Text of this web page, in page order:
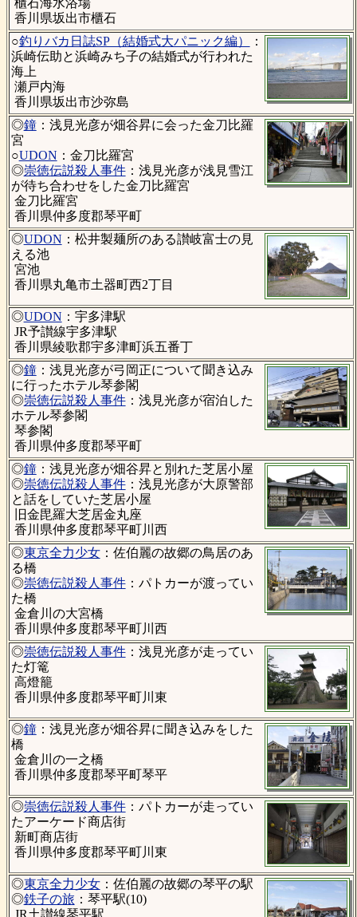
櫃石海水浴場
香川県坂出市櫃石
○釣りバカ日誌SP（結婚式大パニック編）
：
浜崎伝助と浜崎みち子の結婚式が行われた
海上
瀬戸内海
香川県坂出市沙弥島
◎鐘：浅見光彦が畑谷昇に会った金刀比羅
宮
○UDON ：金刀比羅宮
◎崇徳伝説殺人事件：浅見光彦が浅見雪江
が待ち合わせをした金刀比羅宮
金刀比羅宮
香川県仲多度郡琴平町
◎UDON ：松井製麺所のある讃岐富士の見
える池
宮池
香川県丸亀市土器町西2丁目
◎UDON ：宇多津駅
JR予讃線宇多津駅
香川県綾歌郡宇多津町浜五番丁
◎鐘：浅見光彦が弓岡正について聞き込み
に行ったホテル琴参閣
◎崇徳伝説殺人事件：浅見光彦が宿泊した
ホテル琴参閣
琴参閣
香川県仲多度郡琴平町
◎鐘：浅見光彦が畑谷昇と別れた芝居小屋
◎崇徳伝説殺人事件：浅見光彦が大原警部
と話をしていた芝居小屋
旧金毘羅大芝居金丸座
香川県仲多度郡琴平町川西
◎東京全力少女：佐伯麗の故郷の鳥居のあ
る橋
◎崇徳伝説殺人事件：パトカーが渡ってい
た橋
金倉川の大宮橋
香川県仲多度郡琴平町川西
◎崇徳伝説殺人事件：浅見光彦が走ってい
た灯篭
高燈籠
香川県仲多度郡琴平町川東
◎鐘：浅見光彦が畑谷昇に聞き込みをした
橋
金倉川の一之橋
香川県仲多度郡琴平町琴平
◎崇徳伝説殺人事件：パトカーが走ってい
たアーケード商店街
新町商店街
香川県仲多度郡琴平町川東
◎東京全力少女：佐伯麗の故郷の琴平の駅
◎鉄子の旅 ：琴平駅(10)